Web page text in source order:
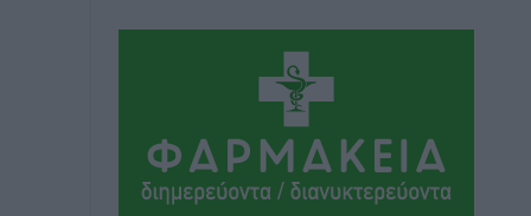
πριν 15 ώρες
Πάνθηρες: Ξεκίνησαν αισιόδοξοι για
την παρθενική “πτήση” τους
Αθλητικά• πριν 15 ώρες